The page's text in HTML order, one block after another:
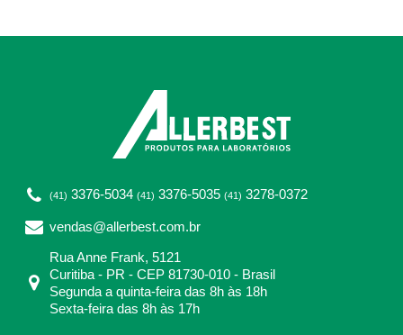
(41) 3376-5034 (41) 3376-5035 (41) 3278-0372
vendas@allerbest.com.br
Rua Anne Frank, 5121
Curitiba - PR - CEP 81730-010 - Brasil
Segunda a quinta-feira das 8h às 18h
Sexta-feira das 8h às 17h